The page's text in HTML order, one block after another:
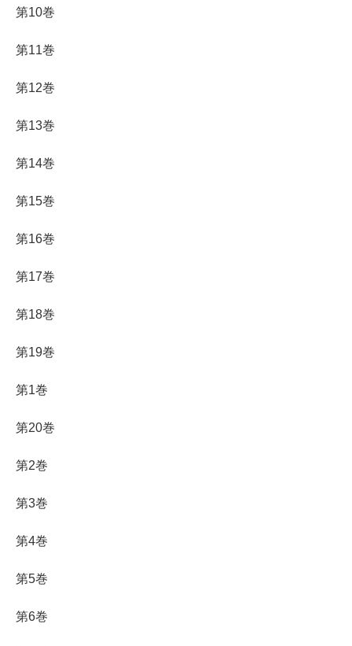
第10巻
第11巻
第12巻
第13巻
第14巻
第15巻
第16巻
第17巻
第18巻
第19巻
第1巻
第20巻
第2巻
第3巻
第4巻
第5巻
第6巻